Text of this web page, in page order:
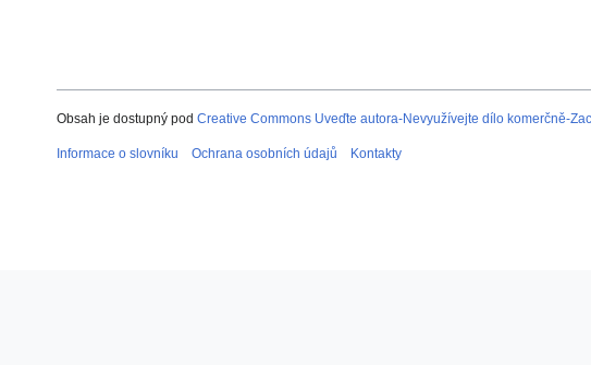
Obsah je dostupný pod Creative Commons Uveďte autora-Nevyužívejte dílo komerčně-
Informace o slovníku Ochrana osobních údajů Kontakty